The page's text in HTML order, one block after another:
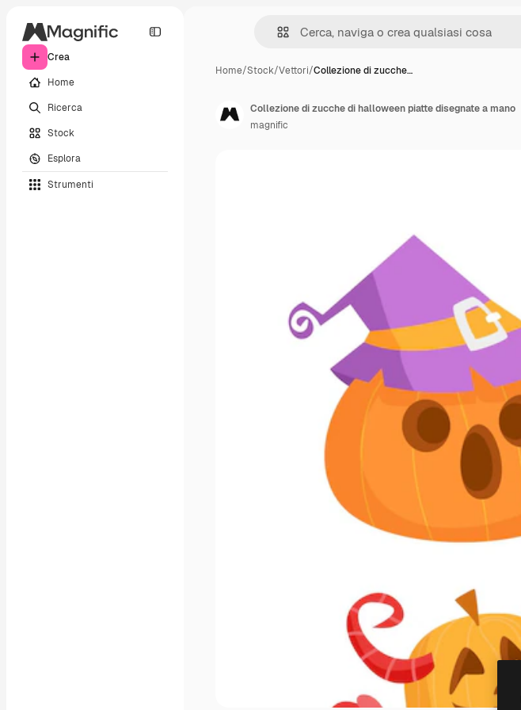
Crea
Home
Ricerca
Stock
Esplora
Strumenti
Home/Stock/Vettori/Collezione di zucche…
Collezione di zucche di halloween piatte disegnate a mano
magnific